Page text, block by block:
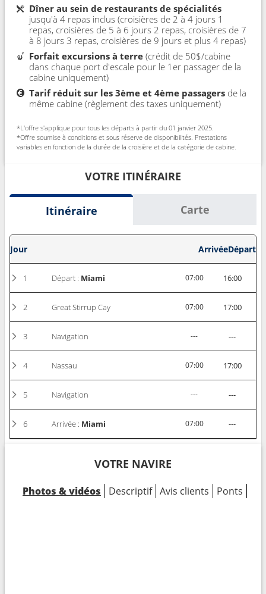
Dîner au sein de restaurants de spécialités
jusqu'à 4 repas inclus (croisières de 2 à 4 jours 1
repas, croisières de 5 à 6 jours 2 repas, croisières de 7
à 8 jours 3 repas, croisières de 9 jours et plus 4 repas)
Forfait excursions à terre (crédit de 50$/cabine
dans chaque port d'escale pour le 1er passager de la
cabine uniquement)
Tarif réduit sur les 3ème et 4ème passagers de la
même cabine (règlement des taxes uniquement)
*L'offre s'applique pour tous les départs à partir du 01 janvier 2025.
*Offre soumise à conditions et sous réserve de disponibilités. Prestations
variables en fonction de la durée de la croisière et de la catégorie de cabine.
VOTRE ITINÉRAIRE
Itinéraire Carte
Jour ArrivéeDépart
1 Départ : Miami 07:00 16:00
2 Great Stirrup Cay 07:00 17:00
3 Navigation --- ---
4 Nassau 07:00 17:00
5 Navigation --- ---
6 Arrivée : Miami 07:00 ---
VOTRE NAVIRE
Photos & vidéos Descriptif Avis clients Ponts